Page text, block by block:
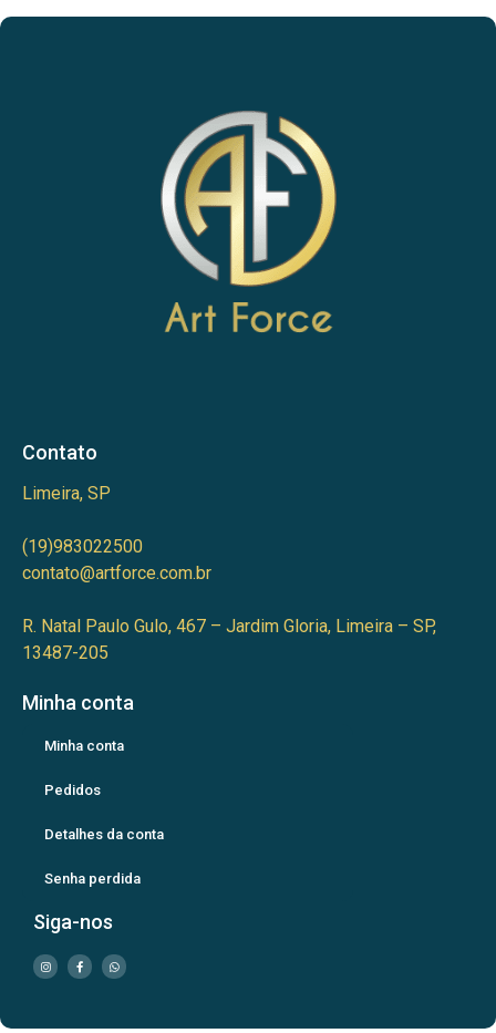
Contato
Limeira, SP
(19)983022500
contato@artforce.com.br
R. Natal Paulo Gulo, 467 – Jardim Gloria, Limeira – SP,
13487-205
Minha conta
Minha conta
Pedidos
Detalhes da conta
Senha perdida
Siga-nos